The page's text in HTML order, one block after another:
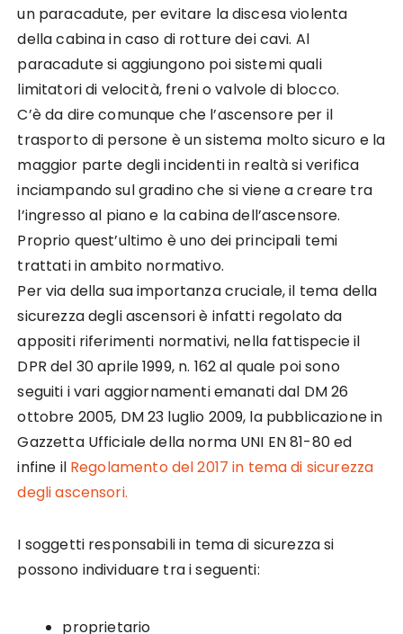
un paracadute, per evitare la discesa violenta
della cabina in caso di rotture dei cavi. Al
paracadute si aggiungono poi sistemi quali
limitatori di velocità, freni o valvole di blocco.
C’è da dire comunque che l’ascensore per il
trasporto di persone è un sistema molto sicuro e la
maggior parte degli incidenti in realtà si verifica
inciampando sul gradino che si viene a creare tra
l’ingresso al piano e la cabina dell’ascensore.
Proprio quest’ultimo è uno dei principali temi
trattati in ambito normativo.
Per via della sua importanza cruciale, il tema della
sicurezza degli ascensori è infatti regolato da
appositi riferimenti normativi, nella fattispecie il
DPR del 30 aprile 1999, n. 162 al quale poi sono
seguiti i vari aggiornamenti emanati dal DM 26
ottobre 2005, DM 23 luglio 2009, la pubblicazione in
Gazzetta Ufficiale della norma UNI EN 81-80 ed
infine il Regolamento del 2017 in tema di sicurezza
degli ascensori.
I soggetti responsabili in tema di sicurezza si
possono individuare tra i seguenti:
proprietario